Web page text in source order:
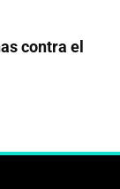
contra el